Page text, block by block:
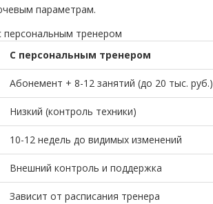
параметрам.
персональным тренером
С персональным тренером
Абонемент + 8-12 занятий (до 20 тыс. руб.)
Низкий (контроль техники)
10-12 недель до видимых изменений
Внешний контроль и поддержка
Зависит от расписания тренера